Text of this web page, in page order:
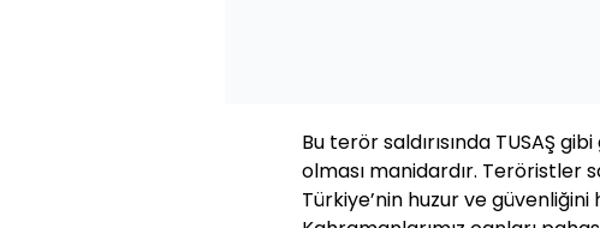
Bu terör saldırısında TUSAŞ
olması manidardır. Teröristler
Türkiye’nin huzur ve güvenliğini